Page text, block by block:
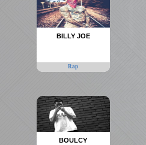
BILLY JOE
Rap
BOULCY